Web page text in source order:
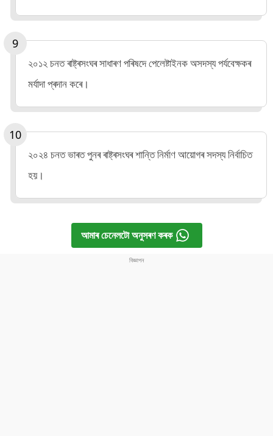
২০১২ চনত ৰাষ্ট্ৰসংঘৰ সাধাৰণ পৰিষদে পেলেষ্টাইনক অসদস্য পৰ্যবেক্ষকৰ
মৰ্যাদা প্ৰদান কৰে।
২০২৪ চনত ভাৰত পুনৰ ৰাষ্ট্ৰসংঘৰ শান্তি নিৰ্মাণ আয়োগৰ সদস্য নিৰ্বাচিত
হয়।
আমাৰ চেনেলটো অনুসৰণ কৰক